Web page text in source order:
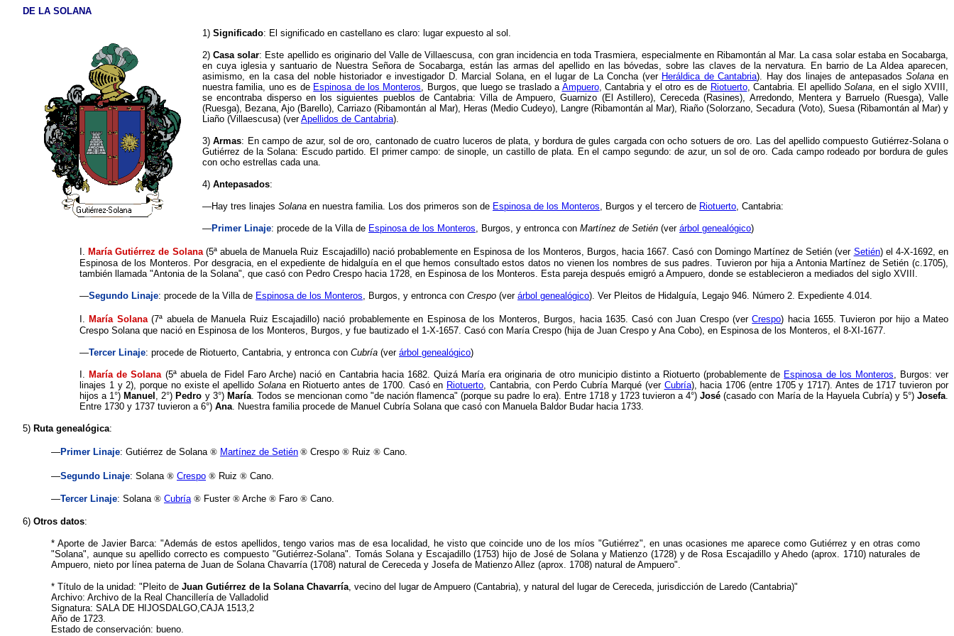
DE LA SOLANA
1) Significado: El significado en castellano es claro: lugar expuesto al sol.
2)Casa solar: Este apellido es originario del Valle de Villaescusa, con gran incidencia en toda Trasmiera, especialmente en Ribamontán al Mar. La casa solar estaba en Socabarga,
en cuya iglesia y santuario de Nuestra Señora de Socabarga, están las armas del apellido en las bóvedas, sobre las claves de la nervatura. En barrio de La Aldea aparecen,
asimismo, en la casa del noble historiador e investigador D. Marcial Solana, en el lugar de La Concha (ver Heráldica de Cantabria). Hay dos linajes de antepasadosSolana en
nuestra familia, uno es de Espinosa de los Monteros, Burgos, que luego se traslado a Ampuero, Cantabria y el otro es de Riotuerto, Cantabria. El apellidoSolana, en el siglo XVIII,
se encontraba disperso en los siguientes pueblos de Cantabria: Villa de Ampuero, Guarnizo (El Astillero), Cereceda (Rasines), Arredondo, Mentera y Barruelo (Ruesga), Valle
(Ruesga), Bezana, Ajo (Barello), Carriazo (Ribamontán al Mar), Heras (Medio Cudeyo), Langre (Ribamontán al Mar), Riaño (Solorzano, Secadura (Voto), Suesa (Ribamontán al Mar) y
Liaño (Villaescusa) (verApellidos de Cantabria).
3)Armas: En campo de azur, sol de oro, cantonado de cuatro luceros de plata, y bordura de gules cargada con ocho sotuers de oro. Las del apellido compuesto Gutiérrez-Solana o
Gutiérrez de la Solana: Escudo partido. El primer campo: de sinople, un castillo de plata. En el campo segundo: de azur, un sol de oro. Cada campo rodeado por bordura de gules
con ocho estrellas cada una.
4) Antepasados:
—Hay tres linajes Solana en nuestra familia. Los dos primeros son de Espinosa de los Monteros, Burgos y el tercero de Riotuerto, Cantabria:
—Primer Linaje: procede de la Villa de Espinosa de los Monteros, Burgos, y entronca con Martínez de Setién (ver árbol genealógico)
I. María Gutiérrez de Solana (5ª abuela de Manuela Ruiz Escajadillo) nació probablemente en Espinosa de los Monteros, Burgos, hacia 1667. Casó con Domingo Martínez de Setién (ver Setién) el 4-X-1692, en
Espinosa de los Monteros. Por desgracia, en el expediente de hidalguía en el que hemos consultado estos datos no vienen los nombres de sus padres. Tuvieron por hija a Antonia Martínez de Setién (c.1705),
también llamada "Antonia de la Solana", que casó con Pedro Crespo hacia 1728, en Espinosa de los Monteros. Esta pareja después emigró a Ampuero, donde se establecieron a mediados del siglo XVIII.
—Segundo Linaje: procede de la Villa de Espinosa de los Monteros, Burgos, y entronca con Crespo (ver árbol genealógico). Ver Pleitos de Hidalguía, Legajo 946. Número 2. Expediente 4.014.
I. María Solana (7ª abuela de Manuela Ruiz Escajadillo) nació probablemente en Espinosa de los Monteros, Burgos, hacia 1635. Casó con Juan Crespo (verCrespo) hacia 1655. Tuvieron por hijo a Mateo
Crespo Solana que nació en Espinosa de los Monteros, Burgos, y fue bautizado el 1-X-1657. Casó con María Crespo (hija de Juan Crespo y Ana Cobo), en Espinosa de los Monteros, el 8-XI-1677.
—Tercer Linaje: procede de Riotuerto, Cantabria, y entronca con Cubría (ver árbol genealógico)
I. María de Solana (5ª abuela deFidel Faro Arche) nació en Cantabria hacia 1682. Quizá María era originaria de otro municipio distinto a Riotuerto (probablemente de Espinosa de los Monteros, Burgos: ver
linajes 1 y 2), porque no existe el apellido Solanaen Riotuerto antes de 1700. Casó en Riotuerto, Cantabria, con Perdo Cubría Marqué (ver Cubría), hacia 1706 (entre 1705 y 1717). Antes de 1717 tuvieron por
hijos a 1°) Manuel , 2°) Pedro y 3°) María. Todos se mencionan como "de nación flamenca" (porque su padre lo era). Entre 1718 y 1723 tuvieron a 4°)José (casado con María de la Hayuela Cubría) y 5°)Josefa.
Entre 1730 y 1737 tuvieron a 6°) Ana. Nuestra familia procede de Manuel Cubría Solana que casó con Manuela Baldor Budar hacia 1733.
5) Ruta genealógica:
—Primer Linaje: Gutiérrez de Solana ® Martínez de Setién ® Crespo ® Ruiz ® Cano.
—Segundo Linaje: Solana ® Crespo ® Ruiz ® Cano.
—Tercer Linaje: Solana ® Cubría ® Fuster ® Arche ® Faro ® Cano.
6) Otros datos:
* Aporte de Javier Barca: "Además de estos apellidos, tengo varios mas de esa localidad, he visto que coincide uno de los míos "Gutiérrez", en unas ocasiones me aparece como Gutiérrez y en otras como
"Solana", aunque su apellido correcto es compuesto "Gutiérrez-Solana". Tomás Solana y Escajadillo (1753) hijo de José de Solana y Matienzo (1728) y de Rosa Escajadillo y Ahedo (aprox. 1710) naturales de
Ampuero, nieto por línea paterna de Juan de Solana Chavarría (1708) natural de Cereceda y Josefa de Matienzo Allez (aprox. 1708) natural de Ampuero".
* Título de la unidad: "Pleito de Juan Gutiérrez de la Solana Chavarría, vecino del lugar de Ampuero (Cantabria), y natural del lugar de Cereceda, jurisdicción de Laredo (Cantabria)"
Archivo: Archivo de la Real Chancillería de Valladolid
Signatura: SALA DE HIJOSDALGO,CAJA 1513,2
Año de 1723.
Estado de conservación: bueno.